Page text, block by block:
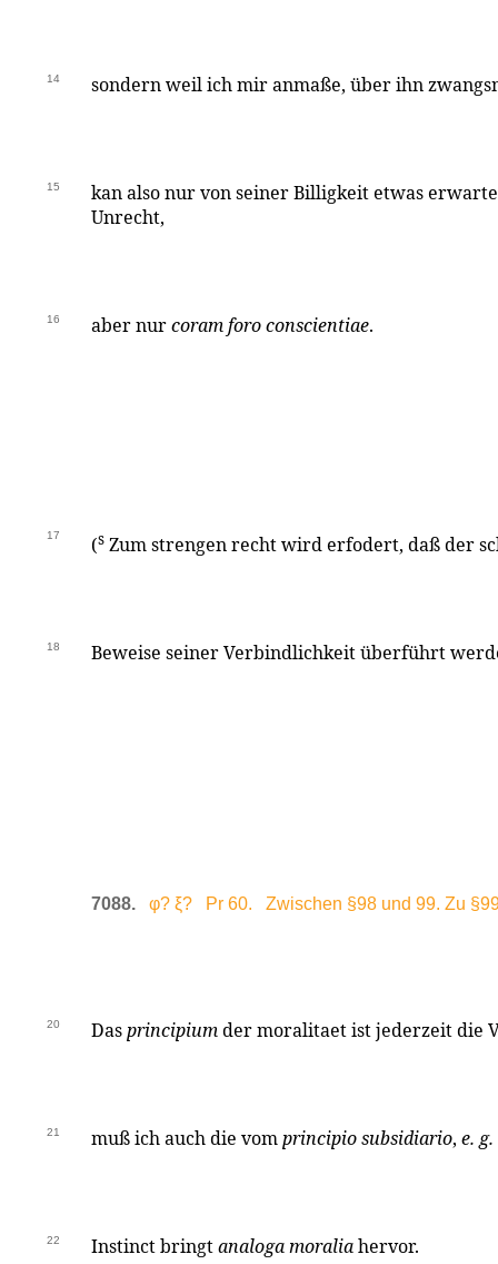
14 sondern weil ich mir anmaße, über ihn
15
kan also nur von seiner Billigkeit etwas
Unrecht,
16 aber nurcoram foro conscientiae.
17 (s Zum strengen recht wird erfodert, daß der
18 Beweise seiner Verbindlichkeit überführt
7088. φ? ξ? Pr 60. Zwischen §98 und 99. Zu
20 Dasprincipiumder moralitaet ist jederzeit die
21 muß ich auch die vomprincipio subsidiario, e. g.
22 Instinct bringtanaloga moraliahervor.